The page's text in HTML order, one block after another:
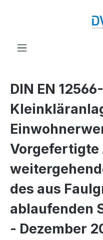
DIN EN
Vorgefertigte
des aus
ablaufenden
- Dezember